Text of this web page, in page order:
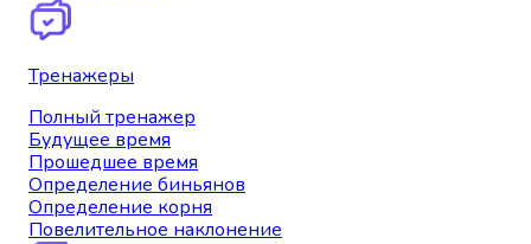
Тренажеры
Полный тренажер
Будущее время
Прошедшее время
Определение биньянов
Определение корня
Повелительное наклонение